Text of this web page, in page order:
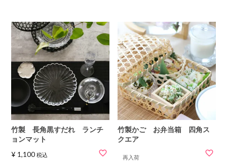
竹製 長角黒すだれ ランチ
ョンマット
¥ 1,100 税込
竹製かご お弁当箱 四角ス
クエア
再入荷